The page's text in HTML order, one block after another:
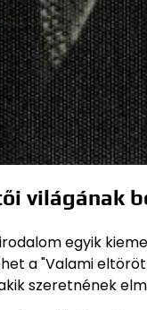
világának
egyik
a "Valami
szeretnének